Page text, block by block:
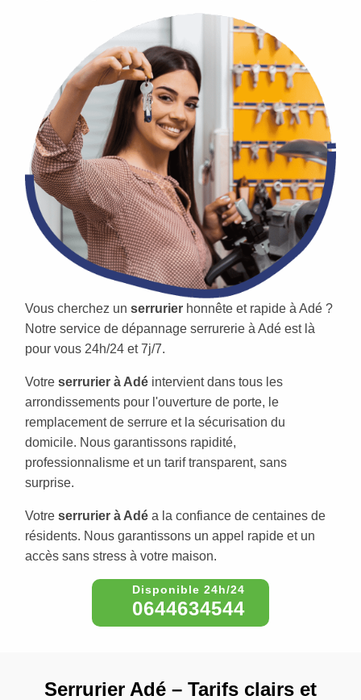
Vous cherchez un serrurier honnête et rapide à Adé ?
Notre service de dépannage serrurerie à Adé est là
pour vous 24h/24 et 7j/7.
Votre serrurier à Adé intervient dans tous les
arrondissements pour l'ouverture de porte, le
remplacement de serrure et la sécurisation du
domicile. Nous garantissons rapidité,
professionnalisme et un tarif transparent, sans
surprise.
Votre serrurier à Adé a la confiance de centaines de
résidents. Nous garantissons un appel rapide et un
accès sans stress à votre maison.
0644634544
Serrurier Adé – Tarifs clairs et